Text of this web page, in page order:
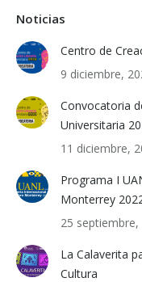
Noticias
Centro de
9 diciembre,
Convocatoria
Universitaria
11 diciembre,
Programa I
Monterrey
25 septiembre,
La Calaverita
Cultura